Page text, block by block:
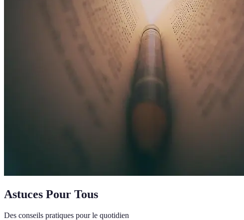
Astuces Pour Tous
Des conseils pratiques pour le quotidien